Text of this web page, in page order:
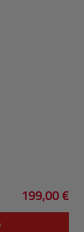
Regulärer
199,00 €